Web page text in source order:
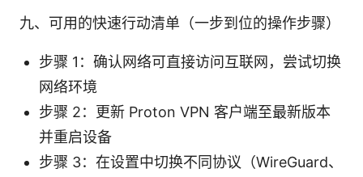
九、可用的快速行动清单（一步到位的操作步骤）
步骤 1：确认网络可直接访问互联网，尝试切换
网络环境
步骤 2：更新 Proton VPN 客户端至最新版本
并重启设备
步骤 3：在设置中切换不同协议（WireGuard、